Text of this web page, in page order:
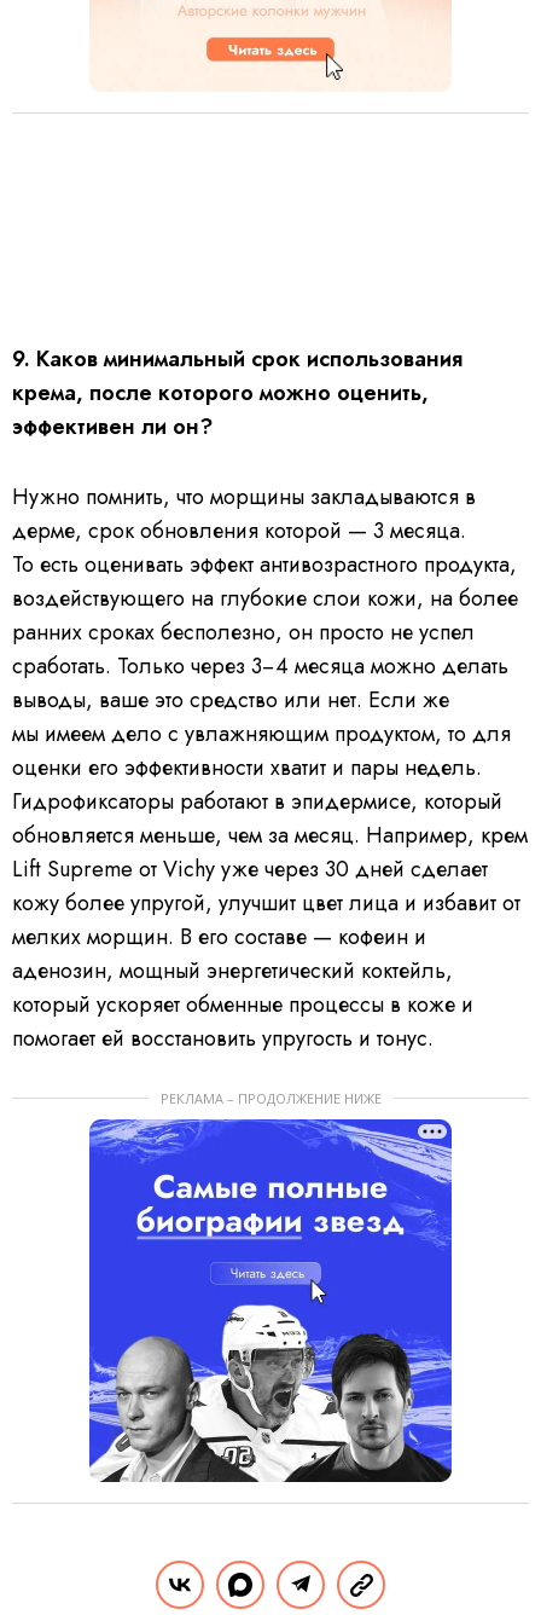
9. Каков минимальный срок использования
крема, после которого можно оценить,
эффективен ли он?
Нужно помнить, что морщины закладываются в
дерме, срок обновления которой — 3 месяца.
То есть оценивать эффект антивозрастного продукта,
воздействующего на глубокие слои кожи, на более
ранних сроках бесполезно, он просто не успел
сработать. Только через 3−4 месяца можно делать
выводы, ваше это средство или нет. Если же
мы имеем дело с увлажняющим продуктом, то для
оценки его эффективности хватит и пары недель.
Гидрофиксаторы работают в эпидермисе, который
обновляется меньше, чем за месяц. Например, крем
Lift Supreme от Vichy уже через 30 дней сделает
кожу более упругой, улучшит цвет лица и избавит от
мелких морщин. В его составе — кофеин и
аденозин, мощный энергетический коктейль,
который ускоряет обменные процессы в коже и
помогает ей восстановить упругость и тонус.
РЕКЛАМА – ПРОДОЛЖЕНИЕ НИЖЕ